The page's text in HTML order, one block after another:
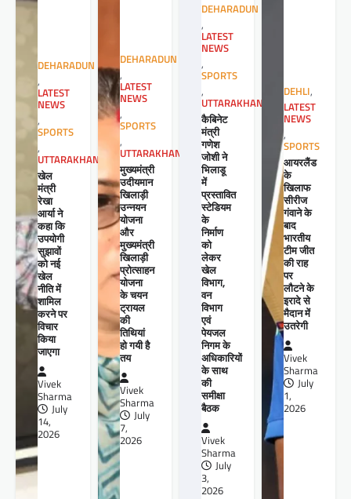
DEHARADUN
,
LATEST
NEWS
,
SPORTS
,
UTTARAKHAND
खेल
मंत्री
रेखा
आर्या ने
कहा कि
उपयोगी
सुझावों
को नई
खेल
नीति में
शामिल
करने पर
विचार
किया
जाएगा
Vivek
Sharma
July
14,
2026
DEHARADUN
,
LATEST
NEWS
,
SPORTS
,
UTTARAKHAND
मुख्यमंत्री
उदीयमान
खिलाड़ी
उन्नयन
योजना
और
मुख्यमंत्री
खिलाड़ी
प्रोत्साहन
योजना
के चयन
ट्रायल
की
तिथियां
हो गयी है
तय
Vivek
Sharma
July
7,
2026
DEHARADUN
,
LATEST
NEWS
,
SPORTS
,
UTTARAKHAND
कैबिनेट
मंत्री
गणेश
जोशी ने
भिलाडू
में
प्रस्तावित
स्टेडियम
के
निर्माण
को
लेकर
खेल
विभाग,
वन
विभाग
एवं
पेयजल
निगम के
अधिकारियों
के साथ
की
समीक्षा
बैठक
Vivek
Sharma
July
3,
2026
DEHLI,
LATEST
NEWS
,
SPORTS
आयरलैंड
के
खिलाफ
सीरीज
गंवाने के
बाद
भारतीय
टीम जीत
की राह
पर
लौटने के
इरादे से
मैदान में
उतरेगी
Vivek
Sharma
July
1,
2026